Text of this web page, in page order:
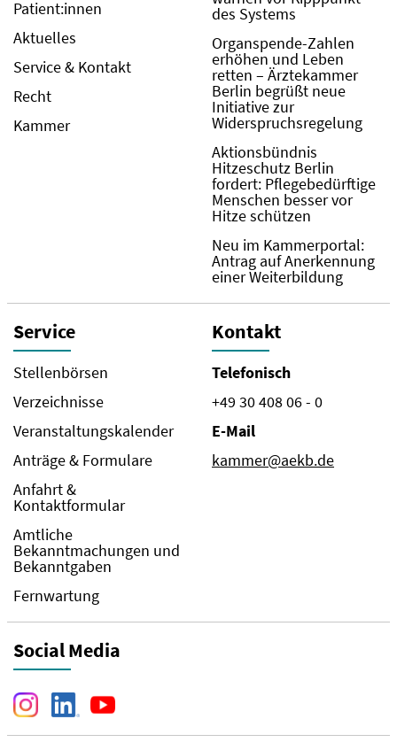
Patient:innen
Aktuelles
Service & Kontakt
Recht
Kammer
des Systems
Organspende-Zahlen
erhöhen und Leben
retten – Ärztekammer
Berlin begrüßt neue
Initiative zur
Widerspruchsregelung
Aktionsbündnis
Hitzeschutz Berlin
fordert: Pflegebedürftige
Menschen besser vor
Hitze schützen
Neu im Kammerportal:
Antrag auf Anerkennung
einer Weiterbildung
Service
Stellenbörsen
Verzeichnisse
Veranstaltungskalender
Anträge & Formulare
Anfahrt &
Kontaktformular
Amtliche
Bekanntmachungen und
Bekanntgaben
Fernwartung
Kontakt
Telefonisch
+49 30 408 06 - 0
E-Mail
kammer@aekb.de
Social Media